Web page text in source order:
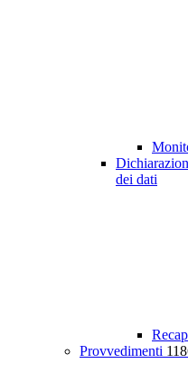
dei dati
Provvedimenti